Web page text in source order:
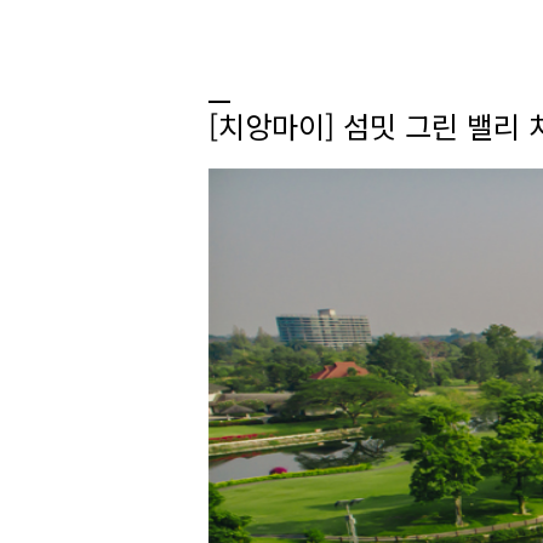
[치앙마이] 섬밋 그린 밸리